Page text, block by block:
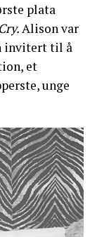
plata
Alison var
invitert til å
et
unge